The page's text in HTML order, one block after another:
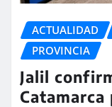
ACTUALIDAD
PROVINCIA
Jalil